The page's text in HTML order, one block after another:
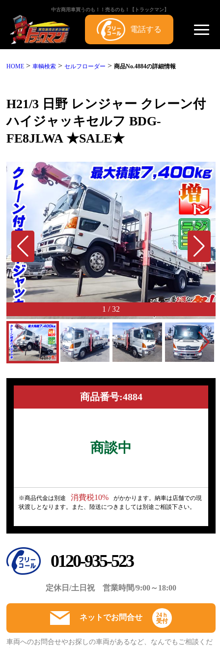
中古商用車買うのも！！売るのも！【トラックマン】
電話する
HOME >車輌検索 >セルフローダー >商品No.4884の詳細情報
H21/3 日野 レンジャー クレーン付
ハイジャッキセルフ BDG-
FE8JLWA ★SALE★
1 /32
0120-935-523
定休日/土日祝 営業時間/9:00～18:00
ネットでお問合せ
24ｈ
受付
車両へのお問合せやお探しの車両があるなど、なんでもご相談くだ
商品番号:4884
商談中
※商品代金は別途 消費税10%
がかかります。納車は店舗での現
状渡しとなります。また、陸送につきましては別途ご相談下さい。